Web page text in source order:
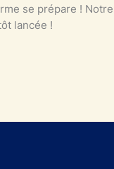
se prépare !
lancée !